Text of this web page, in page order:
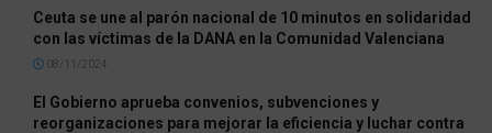
Ceuta se une al parón nacional de 10 minutos en solidaridad
con las víctimas de la DANA en la Comunidad Valenciana
08/11/2024
El Gobierno aprueba convenios, subvenciones y
reorganizaciones para mejorar la eficiencia y luchar contra